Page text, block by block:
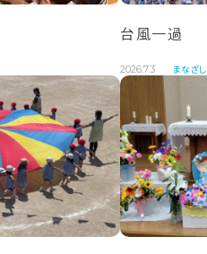
台風一過
2026.7.3 まなざし